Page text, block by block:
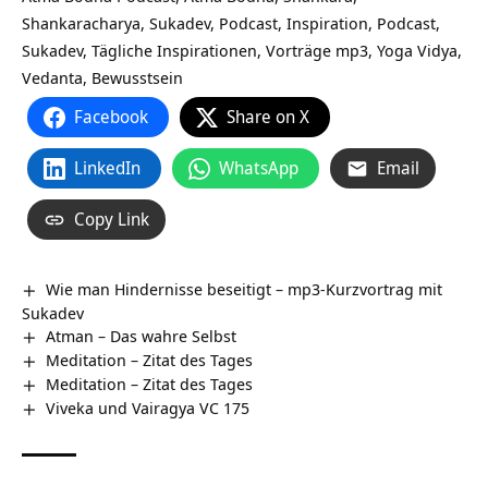
Shankaracharya, Sukadev, Podcast, Inspiration, Podcast,
Sukadev, Tägliche Inspirationen, Vorträge mp3, Yoga Vidya,
Vedanta, Bewusstsein
Facebook Share on X
LinkedIn WhatsApp Email
Copy Link
Wie man Hindernisse beseitigt – mp3-Kurzvortrag mit
Sukadev
Atman – Das wahre Selbst
Meditation – Zitat des Tages
Meditation – Zitat des Tages
Viveka und Vairagya VC 175